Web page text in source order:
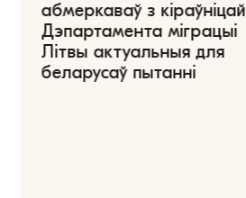
абмеркаваў з кіраўніцай
Дэпартамента міграцыі
Літвы актуальныя для
беларусаў пытанні